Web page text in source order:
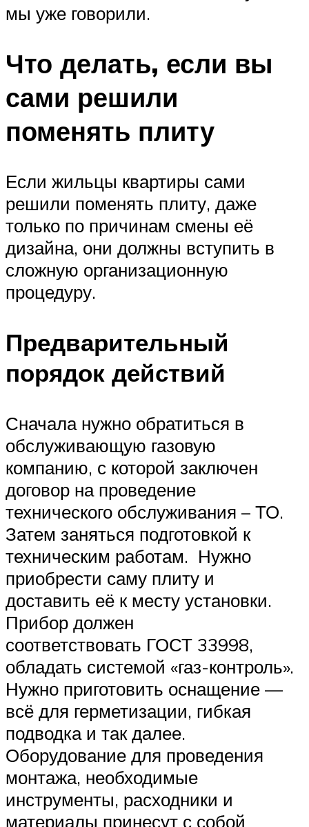
мы уже говорили.
Что делать, если вы
сами решили
поменять плиту
Если жильцы квартиры сами
решили поменять плиту, даже
только по причинам смены её
дизайна, они должны вступить в
сложную организационную
процедуру.
Предварительный
порядок действий
Сначала нужно обратиться в
обслуживающую газовую
компанию, с которой заключен
договор на проведение
технического обслуживания – ТО.
Затем заняться подготовкой к
техническим работам. Нужно
приобрести саму плиту и
доставить её к месту установки.
Прибор должен
соответствовать ГОСТ 33998,
обладать системой «газ-контроль».
Нужно приготовить оснащение —
всё для герметизации, гибкая
подводка и так далее.
Оборудование для проведения
монтажа, необходимые
инструменты, расходники и
материалы принесут с собой